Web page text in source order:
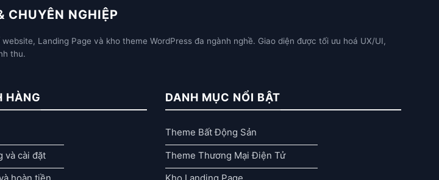
CHUYÊN NGHIỆP
Landing Page và kho theme WordPress đa ngành nghề. Giao diện được tối ưu hoá UX/UI,
thu.
HÀNG
và cài đặt
DANH MỤC NỔI BẬT
Theme Bất Động Sản
Theme Thương Mại Điện Tử